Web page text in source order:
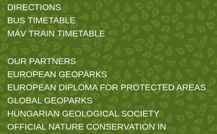
DIRECTIONS
BUS TIMETABLE
MÁV TRAIN TIMETABLE
OUR PARTNERS
EUROPEAN GEOPARKS
EUROPEAN DIPLOMA FOR PROTECTED AREAS
GLOBAL GEOPARKS
HUNGARIAN GEOLOGICAL SOCIETY
OFFICIAL NATURE CONSERVATION IN